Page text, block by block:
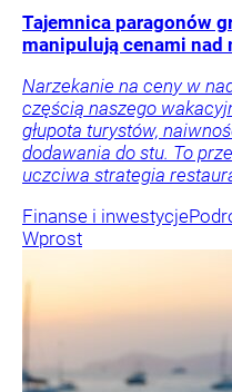
Tajemnica paragonów
manipulują cenami nad
Narzekanie na ceny w
częścią naszego
głupota turystów,
dodawania do stu. To
uczciwa strategia
Finanse i inwestycje
Wprost